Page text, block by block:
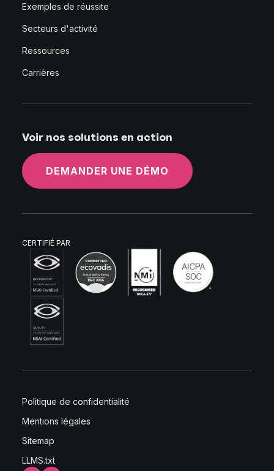
Exemples de réussite
Secteurs d'activité
Ressources
Carrières
Voir nos solutions en action
DEMANDER UNE DÉMO
CERTIFIÉ PAR
Politique de confidentialité
Mentions légales
Sitemap
LLMS.txt